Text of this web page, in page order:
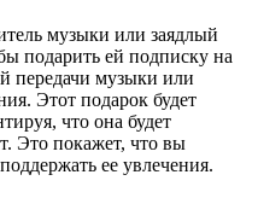
музыки или заядлый
подарить ей подписку на
передачи музыки или
Этот подарок будет
что она будет
Это покажет, что вы
ее увлечения.